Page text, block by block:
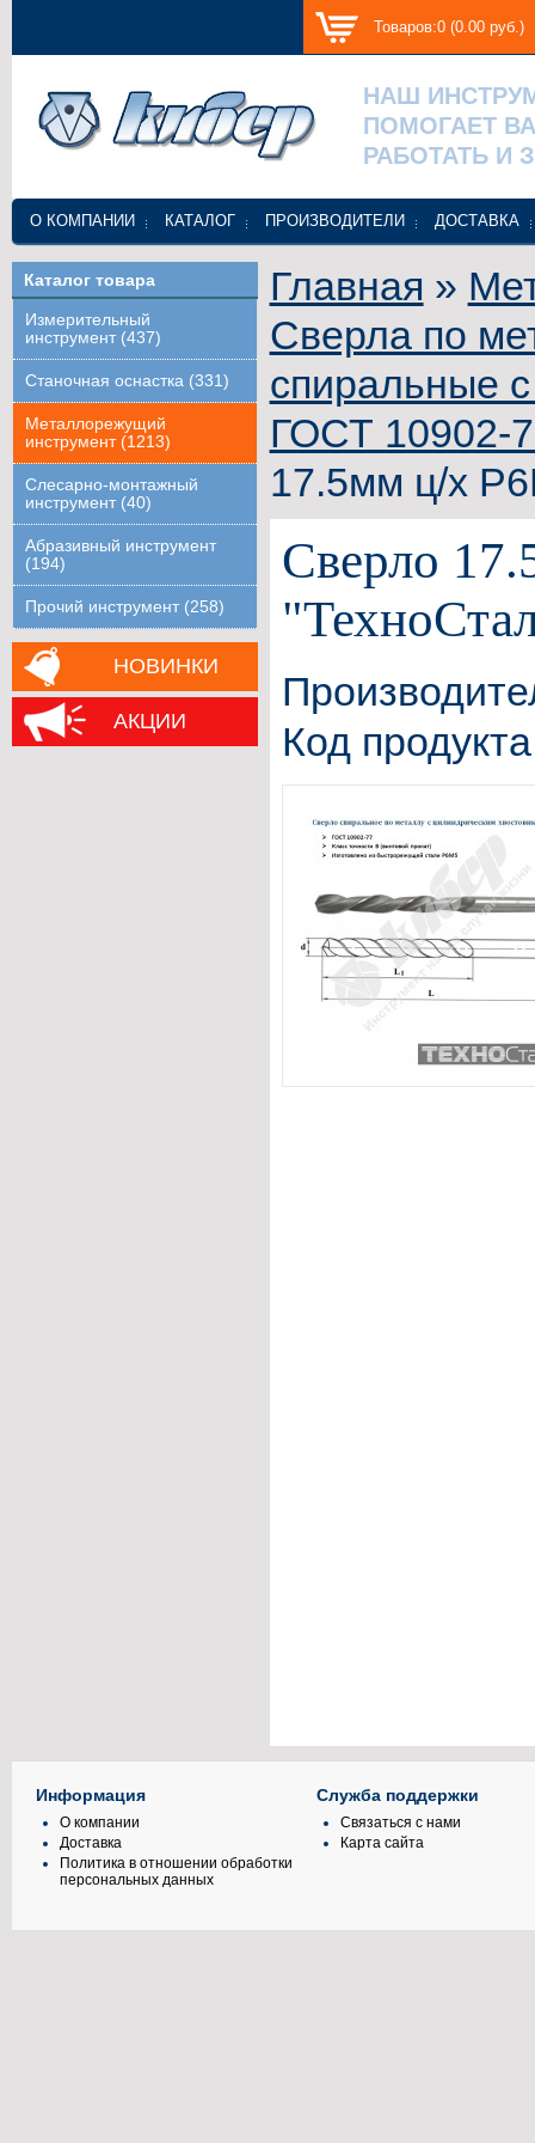
Товаров:0 (0.00 руб.)
НАШ
ПОМОГАЕТ
РАБОТАТЬ И
О КОМПАНИИ КАТАЛОГ ПРОИЗВОДИТЕЛИ ДОСТАВКА
Каталог товара
Измерительный
инструмент (437)
Станочная оснастка (331)
Металлорежущий
инструмент (1213)
Слесарно-монтажный
инструмент (40)
Абразивный инструмент
(194)
Прочий инструмент (258)
НОВИНКИ
АКЦИИ
Главная »
Сверла по
спиральные
ГОСТ 10902-
17.5мм ц/х
Сверло
Код
Информация
О компании
Доставка
Политика в отношении обработки
персональных данных
Служба поддержки
Связаться с нами
Карта сайта